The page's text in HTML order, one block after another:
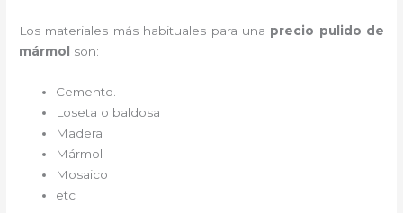
Los materiales más habituales para una precio pulido de
mármol
son:
Cemento.
Loseta o baldosa
Madera
Mármol
Mosaico
etc